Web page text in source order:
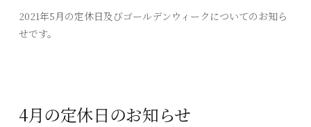
2021年5月の定休日及びゴールデンウィークについてのお知ら
せです。
4月の定休日のお知らせ